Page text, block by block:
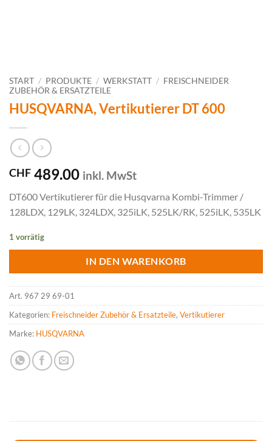
START / PRODUKTE / WERKSTATT / FREISCHNEIDER
ZUBEHÖR & ERSATZTEILE
HUSQVARNA, Vertikutierer DT 600
CHF 489.00 inkl. MwSt
DT600 Vertikutierer für die Husqvarna Kombi-Trimmer /
128LDX, 129LK, 324LDX, 325iLK, 525LK/RK, 525iLK, 535LK
1 vorrätig
IN DEN WARENKORB
Art. 967 29 69-01
Kategorien: Freischneider Zubehör & Ersatzteile, Vertikutierer
Marke: HUSQVARNA